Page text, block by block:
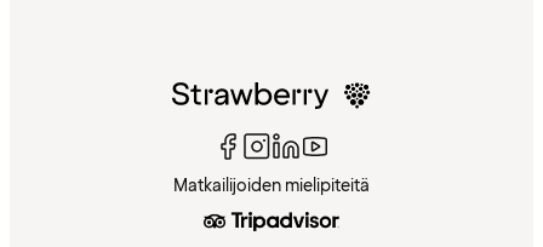
Matkailijoiden mielipiteitä